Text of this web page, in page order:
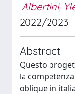
Albertini,
2022/2023
Abstract
Questo
la
oblique in